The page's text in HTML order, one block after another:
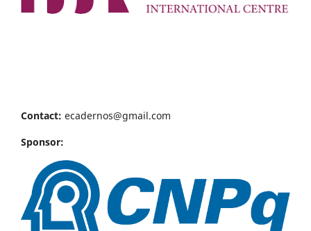
Contact: ecadernos@gmail.com
Sponsor: